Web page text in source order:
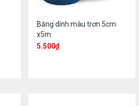
Băng dính màu trơn 5cm
x5m
5.500₫